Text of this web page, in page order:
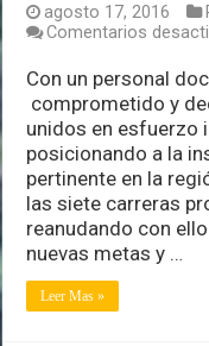
agosto 17, 2016
Comentarios
Con un personal
comprometido y
unidos en esfuerzo
posicionando a la
pertinente en la
las siete carreras
reanudando con
nuevas metas y …
Leer Mas »